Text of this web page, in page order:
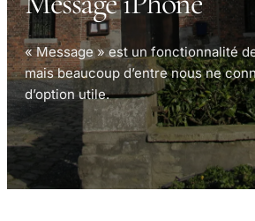
« Message » est un fonctionnalité
mais beaucoup d’entre nous ne
d’option utile.